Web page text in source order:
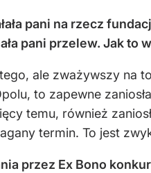
pani na rzecz
pani przelew. Jak to
ale zważywszy na
to zapewne
temu, również
termin. To jest
przez Ex Bono